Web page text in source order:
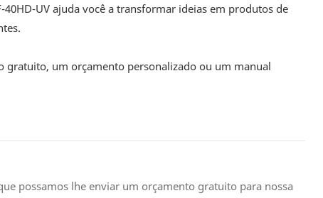
UV ajuda você a transformar ideias em produtos de
gratuito, um orçamento personalizado ou um manual
possamos lhe enviar um orçamento gratuito para nossa